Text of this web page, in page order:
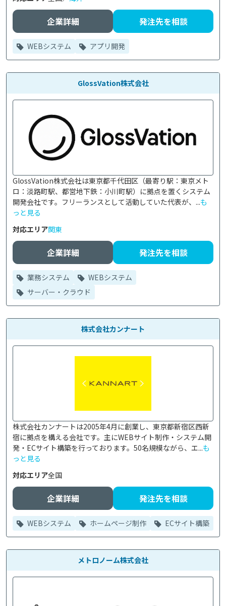
企業詳細 発注先を相談
WEBシステム アプリ開発
GlossVation株式会社
GlossVation株式会社は東京都千代田区（最寄り駅：東京メト
ロ：淡路町駅、都営地下鉄：小川町駅）に拠点を置くシステム
開発会社です。フリーランスとして活動していた代表が、...も
っと見る
対応エリア関東
企業詳細 発注先を相談
業務システム
WEBシステム
サーバー・クラウド
株式会社カンナート
株式会社カンナートは2005年4月に創業し、東京都新宿区西新
宿に拠点を構える会社です。主にWEBサイト制作・システム開
発・ECサイト構築を行っております。50名規模ながら、エ...も
っと見る
対応エリア全国
企業詳細 発注先を相談
WEBシステム ホームページ制作 ECサイト構築
メトロノーム株式会社